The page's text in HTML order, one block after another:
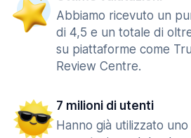
Abbiamo ricevuto un
di 4,5 e un totale di
su piattaforme come
Review Centre.
7 milioni di utenti
Hanno già utilizzato